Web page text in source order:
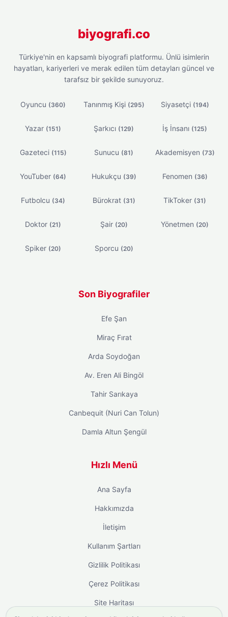
biyografi.co
Türkiye'nin en kapsamlı biyografi platformu. Ünlü isimlerin
hayatları, kariyerleri ve merak edilen tüm detayları güncel ve
tarafsız bir şekilde sunuyoruz.
Oyuncu (360) Tanınmış Kişi (295) Siyasetçi (194)
Yazar (151) Şarkıcı (129) İş İnsanı (125)
Gazeteci (115) Sunucu (81) Akademisyen (73)
YouTuber (64) Hukukçu (39) Fenomen (36)
Futbolcu (34) Bürokrat (31) TikToker (31)
Doktor (21) Şair (20) Yönetmen (20)
Spiker (20) Sporcu (20)
Son Biyografiler
Efe Şan
Miraç Fırat
Arda Soydoğan
Av. Eren Ali Bingöl
Tahir Sarıkaya
Canbequit (Nuri Can Tolun)
Damla Altun Şengül
Hızlı Menü
Ana Sayfa
Hakkımızda
İletişim
Kullanım Şartları
Gizlilik Politikası
Çerez Politikası
Site Haritası